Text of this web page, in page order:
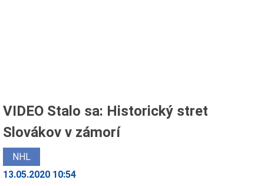
VIDEO Stalo sa: Historický stret
Slovákov v zámorí
NHL
13.05.2020 10:54